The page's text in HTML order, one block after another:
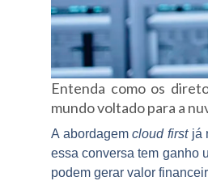
Entenda como os
mundo voltado para a
A abordagemcloud firstjá
essa conversa tem ganho
podem gerar valor